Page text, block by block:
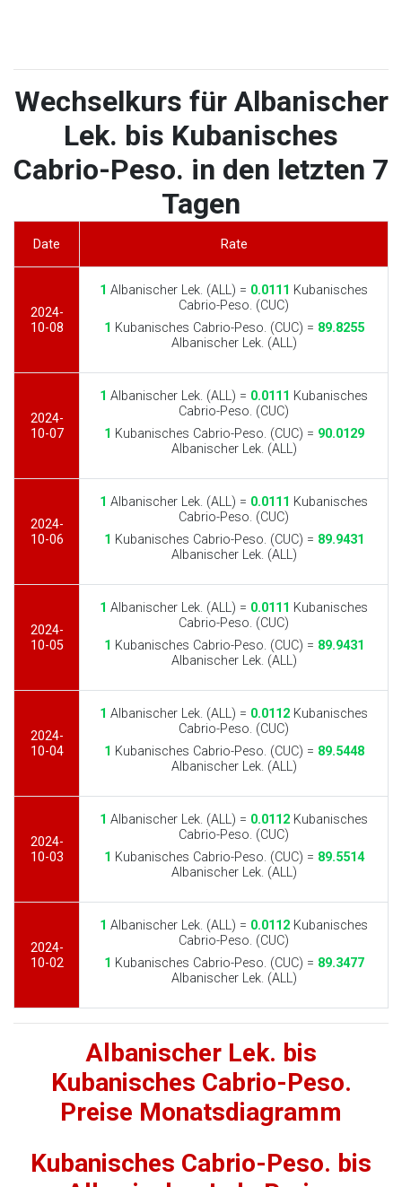
Wechselkurs für Albanischer
Lek. bis Kubanisches
Cabrio-Peso. in den letzten 7
Tagen
Date Rate
2024-
10-08
1 Albanischer Lek. (ALL) = 0.0111 Kubanisches
Cabrio-Peso. (CUC)
1 Kubanisches Cabrio-Peso. (CUC) = 89.8255
Albanischer Lek. (ALL)
2024-
10-07
1 Albanischer Lek. (ALL) = 0.0111 Kubanisches
Cabrio-Peso. (CUC)
1 Kubanisches Cabrio-Peso. (CUC) = 90.0129
Albanischer Lek. (ALL)
2024-
10-06
1 Albanischer Lek. (ALL) = 0.0111 Kubanisches
Cabrio-Peso. (CUC)
1 Kubanisches Cabrio-Peso. (CUC) = 89.9431
Albanischer Lek. (ALL)
2024-
10-05
1 Albanischer Lek. (ALL) = 0.0111 Kubanisches
Cabrio-Peso. (CUC)
1 Kubanisches Cabrio-Peso. (CUC) = 89.9431
Albanischer Lek. (ALL)
2024-
10-04
1 Albanischer Lek. (ALL) = 0.0112 Kubanisches
Cabrio-Peso. (CUC)
1 Kubanisches Cabrio-Peso. (CUC) = 89.5448
Albanischer Lek. (ALL)
2024-
10-03
1 Albanischer Lek. (ALL) = 0.0112 Kubanisches
Cabrio-Peso. (CUC)
1 Kubanisches Cabrio-Peso. (CUC) = 89.5514
Albanischer Lek. (ALL)
2024-
10-02
1 Albanischer Lek. (ALL) = 0.0112 Kubanisches
Cabrio-Peso. (CUC)
1 Kubanisches Cabrio-Peso. (CUC) = 89.3477
Albanischer Lek. (ALL)
Albanischer Lek. bis
Kubanisches Cabrio-Peso.
Preise Monatsdiagramm
Kubanisches Cabrio-Peso. bis